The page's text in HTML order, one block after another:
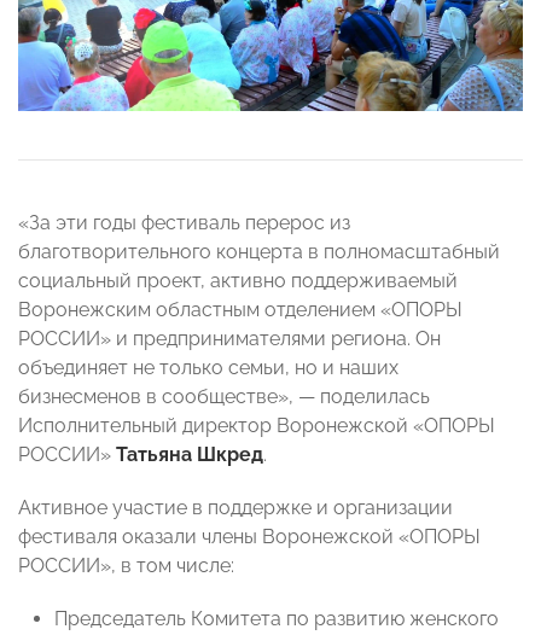
«За эти годы фестиваль перерос из
благотворительного концерта в полномасштабный
социальный проект, активно поддерживаемый
Воронежским областным отделением «ОПОРЫ
РОССИИ» и предпринимателями региона. Он
объединяет не только семьи, но и наших
бизнесменов в сообществе», — поделилась
Исполнительный директор Воронежской «ОПОРЫ
РОССИИ» Татьяна Шкред.
Активное участие в поддержке и организации
фестиваля оказали члены Воронежской «ОПОРЫ
РОССИИ», в том числе:
Председатель Комитета по развитию женского